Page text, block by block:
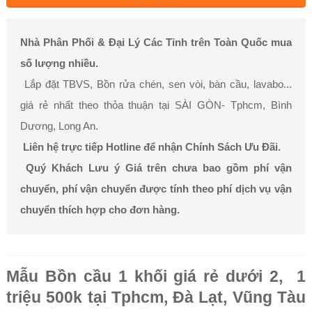
Nhà Phân Phối & Đại Lý Các Tỉnh trên Toàn Quốc mua
số lượng nhiều.
Lắp đặt TBVS, Bồn rửa chén, sen vòi, bàn cầu, lavabo...
giá rẻ nhất theo thỏa thuận tại SÀI GÒN- Tphcm, Bình
Dương, Long An.
Liên hệ trực tiếp Hotline để nhận Chính Sách Ưu Đãi.
Quý Khách Lưu ý Giá trên chưa bao gồm phí vận
chuyển, phí vận chuyển được tính theo phí dịch vụ vận
chuyển thích hợp cho đơn hàng.
Mẫu Bồn cầu 1 khối giá rẻ dưới 2, 1
triệu 500k tại Tphcm, Đà Lạt, Vũng Tàu